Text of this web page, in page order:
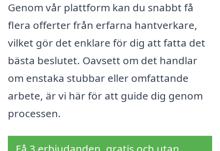
Genom vår plattform kan du snabbt få
flera offerter från erfarna hantverkare,
vilket gör det enklare för dig att fatta det
bästa beslutet. Oavsett om det handlar
om enstaka stubbar eller omfattande
arbete, är vi här för att guide dig genom
processen.